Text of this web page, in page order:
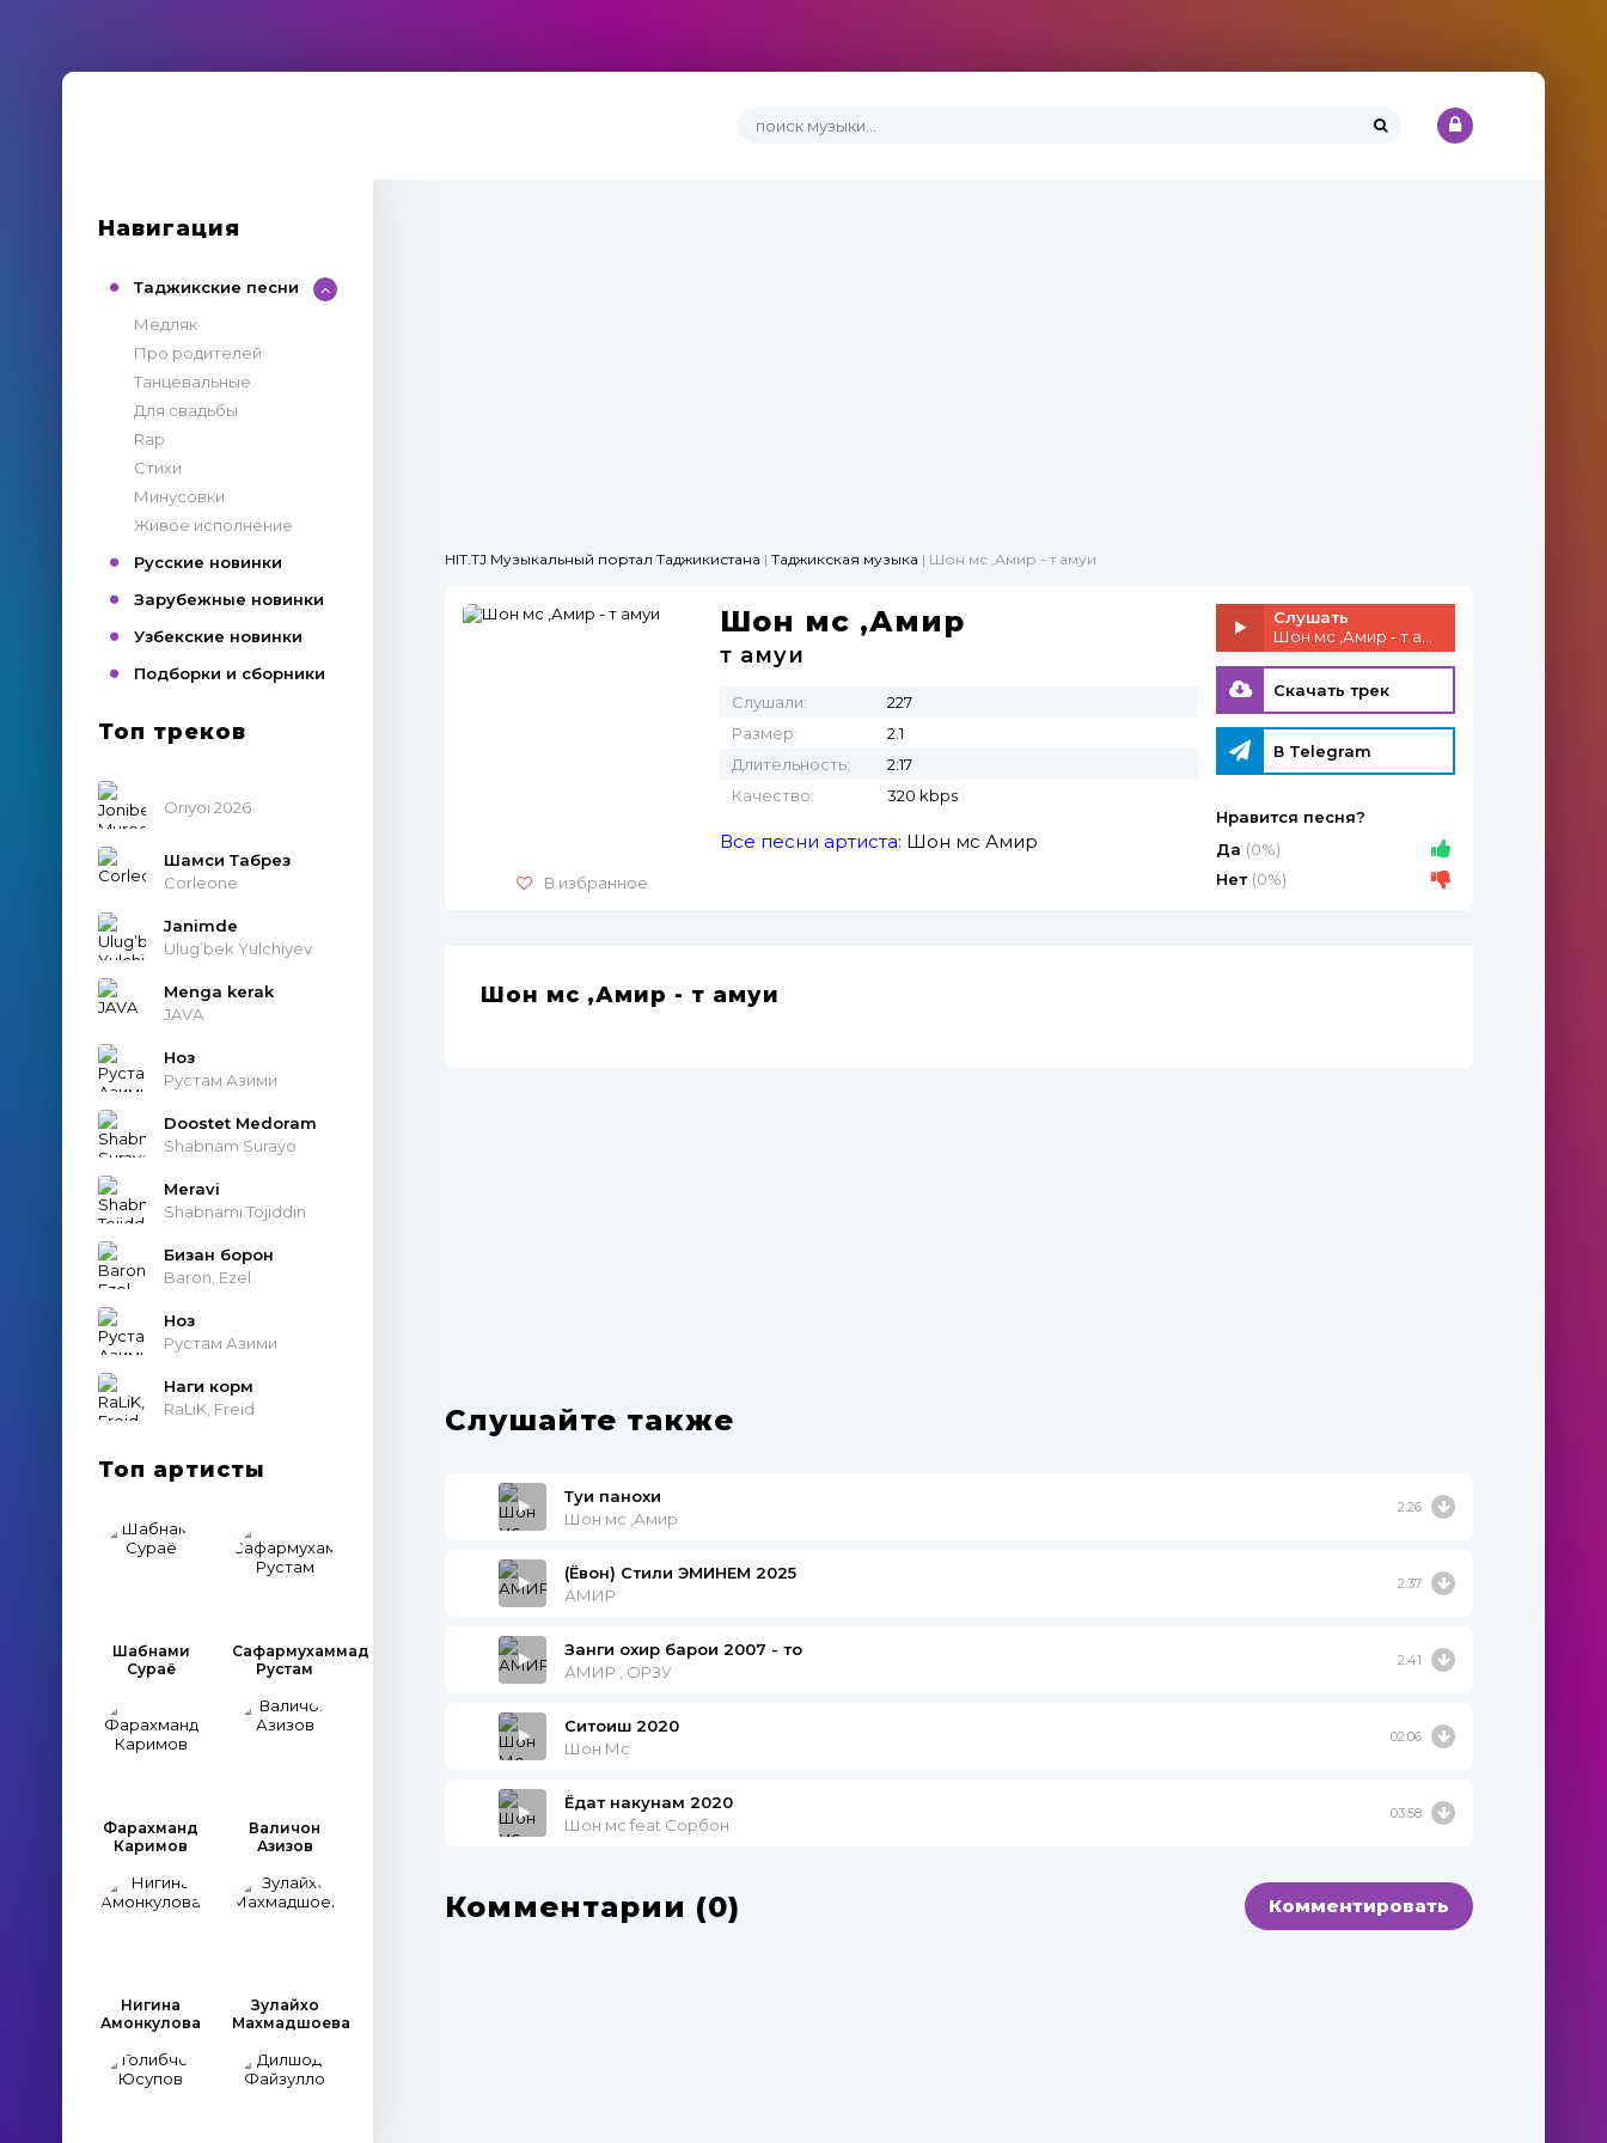
Навигация
Таджикские песни
Медляк
Про родителей
Танцевальные
Для свадьбы
Rap
Стихи
Минусовки
Живое исполнение
Русские новинки
Зарубежные новинки
Узбекские новинки
Подборки и сборники
Топ треков
Oriyoi 2026
Шамси Табрез
Corleone
Janimde
Ulug’bek Yulchiyev
Menga kerak
JAVA
Ноз
Рустам Азими
Doostet Medoram
Shabnam Surayo
Meravi
Shabnami Tojiddin
Бизан борон
Baron, Ezel
Ноз
Рустам Азими
Наги корм
RaLiK, Freid
Топ артисты
Шабнами
Сураё
Сафармухаммад
Рустам
Фарахманд
Каримов
Валичон
Азизов
Нигина
Амонкулова
Зулайхо
Махмадшоева
HIT.TJ Музыкальный портал Таджикистана | Таджикская музыка | Шон мс ,Амир - т амуи
В избранное
Шон мс ,Амир
т амуи
Слушали:
227
Размер:
2.1
Длительность:
2:17
Качество:
320 kbps
Все песни артиста: Шон мс Амир
Слушать
Скачать трек
В Telegram
Нравится песня?
Да (0%)
Нет (0%)
Шон мс ,Амир - т амуи
Слушайте также
Туи панохи
Шон мс ,Амир
2:26
(Ёвон) Стили ЭМИНЕМ 2025
АМИР
2:37
Занги охир барои 2007 - то
АМИР , ОРЗУ
2:41
Ситоиш 2020
Шон Мс
02:06
Ёдат накунам 2020
Шон мс feat Сорбон
03:58
Комментарии (0) Комментировать